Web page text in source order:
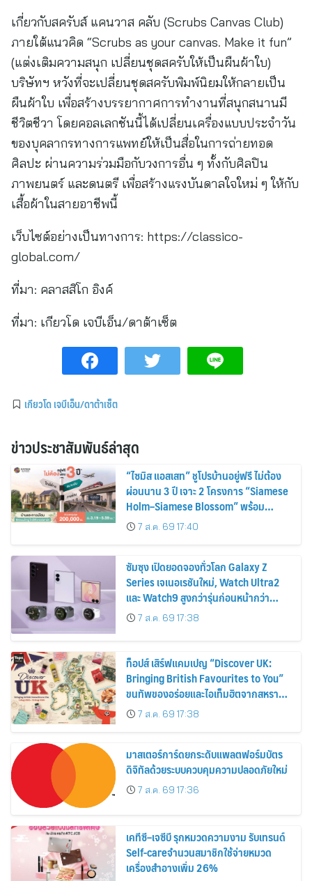
เกี่ยวกับสครับส์ แคนวาส คลับ (Scrubs Canvas Club)
ภายใต้แนวคิด “Scrubs as your canvas. Make it fun”
(แต่งเติมความสนุก เปลี่ยนชุดสครับให้เป็นผืนผ้าใบ)
บริษัทฯ หวังที่จะเปลี่ยนชุดสครับพิมพ์นิยมให้กลายเป็น
ผืนผ้าใบ เพื่อสร้างบรรยากาศการทำงานที่สนุกสนานมี
ชีวิตชีวา โดยคอลเลกชันนี้ได้เปลี่ยนเครื่องแบบประจำวัน
ของบุคลากรทางการแพทย์ให้เป็นสื่อในการถ่ายทอด
ศิลปะ ผ่านความร่วมมือกับวงการอื่น ๆ ทั้งกับศิลปิน
ภาพยนตร์ และดนตรี เพื่อสร้างแรงบันดาลใจใหม่ ๆ ให้กับ
เสื้อผ้าในสายอาชีพนี้
เว็บไซต์อย่างเป็นทางการ: https://classico-
global.com/
ที่มา: คลาสสิโก อิงค์
ที่มา: เกียวโด เจบีเอ็น/ดาต้าเซ็ต
เกียวโด เจบีเอ็น/ดาต้าเซ็ต
ข่าวประชาสัมพันธ์ล่าสุด
“ไซมิส แอสเสท” ชูโปรบ้านอยู่ฟรี ไม่ต้อง
ผ่อนนาน 3 ปี เจาะ 2 โครงการ “Siamese
Holm–Siamese Blossom” พร้อม
ส่วนลดและสิทธิพิเศษถึง 31 สิงหาคม
2569
7 ส.ค. 69 17:40
ซัมซุง เปิดยอดจองทั่วโลก Galaxy Z
Series เจเนอเรชันใหม่, Watch Ultra2
และ Watch9 สูงกว่ารุ่นก่อนหน้ากว่า
30%7 ส.ค. 69 17:38
ท็อปส์ เสิร์ฟแคมเปญ “Discover UK:
Bringing British Favourites to You”
ขนทัพของอร่อยและไอเท็มฮิตจากสหราช
อาณาจักร ส่งตรงถึงมือตั้งแต่วันนี้ – 18
สิงหาคมนี้
7 ส.ค. 69 17:38
มาสเตอร์การ์ดยกระดับแพลตฟอร์มบัตร
ดิจิทัลด้วยระบบควบคุมความปลอดภัยใหม่
7 ส.ค. 69 17:36
เคทีซี–เจซีบี รุกหมวดความงาม รับเทรนด์
Self-careจำนวนสมาชิกใช้จ่ายหมวด
เครื่องสำอางเพิ่ม 26%